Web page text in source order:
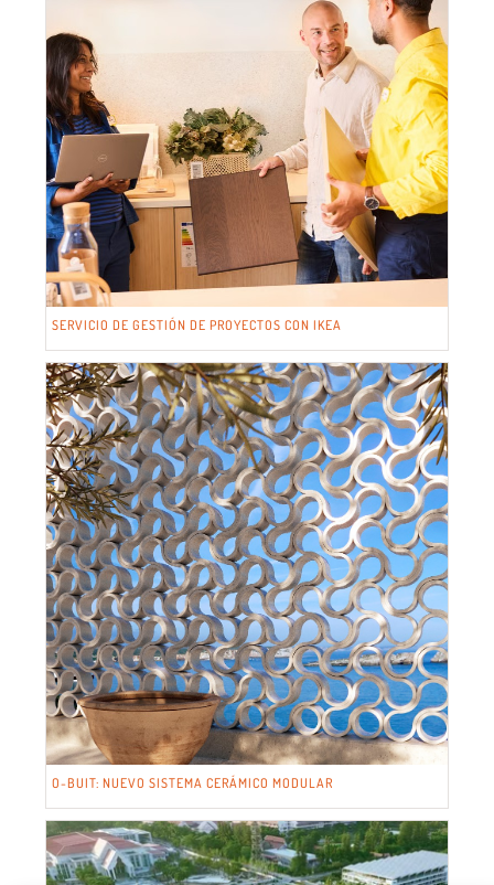
SERVICIO DE GESTIÓN DE PROYECTOS CON IKEA
O-BUIT: NUEVO SISTEMA CERÁMICO MODULAR